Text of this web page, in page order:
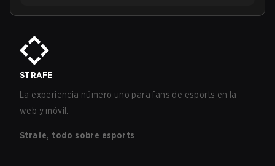
STRAFE
La experiencia número uno para fans de esports en la
web y móvil.
Strafe, todo sobre esports